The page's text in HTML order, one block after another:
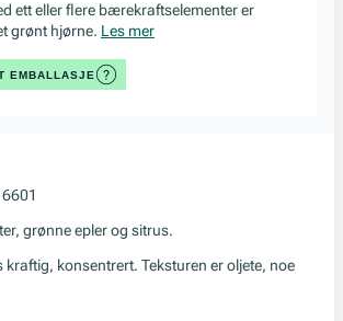
ett eller flere bærekraftselementer er
grønt hjørne. Les mer
EMBALLASJE
grønne epler og sitrus.
kraftig, konsentrert. Teksturen er oljete, noe